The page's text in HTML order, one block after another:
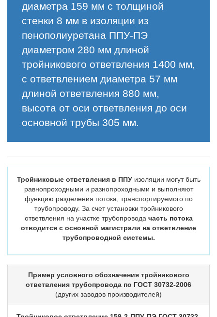
диаметра 159 мм с толщиной
стенки 8 мм в изоляции из
пенополиуретана ППУ-ПЭ
диаметром 280 мм длиной
тройникового ответвления 1400 мм,
с ответвлением диаметра 57 мм
длиной ответвления 880 мм,
высота от оси ответвления до оси
основной трубы 305 мм.
Тройниковые ответвления в ППУизоляции могут быть
равнопроходными и разнопроходными и выполняют
функцию разделения потока, транспортируемого по
трубопроводу. За счет установки тройникового
ответвления на участке трубопровода часть потока
отводится с основной магистрали на ответвление
трубопроводной системы.
Пример условного обозначения тройникового
ответвления трубопровода по ГОСТ 30732-2006
(других заводов производителей)